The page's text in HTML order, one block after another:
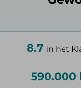
8.7 in het
590.000